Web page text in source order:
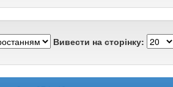
Вивести на сторінку: